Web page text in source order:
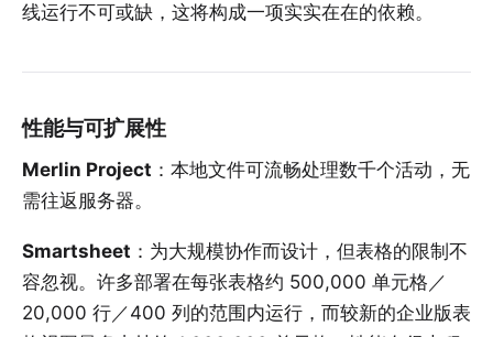
线运行不可或缺，这将构成一项实实在在的依赖。
性能与可扩展性
Merlin Project ：本地文件可流畅处理数千个活动，无
需往返服务器。
Smartsheet ：为大规模协作而设计，但表格的限制不
容忽视。许多部署在每张表格约 500,000 单元格／
20,000 行／400 列的范围内运行，而较新的企业版表